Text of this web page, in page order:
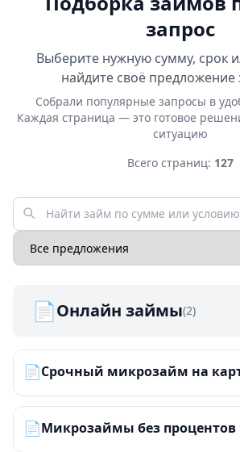
запрос
Выберите нужную сумму, срок
найдите своё предложение
Собрали популярные запросы в
Каждая страница — это готовое
ситуацию
Всего страниц: 127
📄Онлайн займы(2)
📄
📄